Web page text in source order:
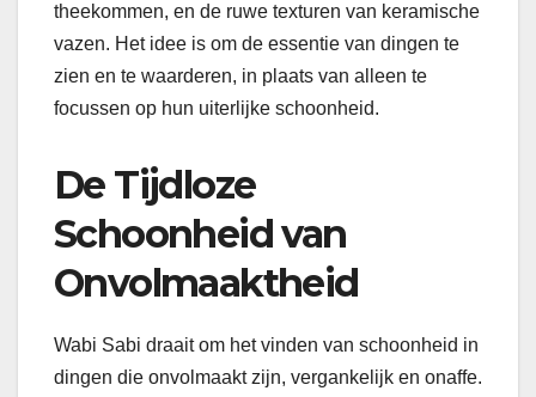
theekommen, en de ruwe texturen van keramische
vazen. Het idee is om de essentie van dingen te
zien en te waarderen, in plaats van alleen te
focussen op hun uiterlijke schoonheid.
De Tijdloze
Schoonheid van
Onvolmaaktheid
Wabi Sabi draait om het vinden van schoonheid in
dingen die onvolmaakt zijn, vergankelijk en onaffe.